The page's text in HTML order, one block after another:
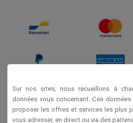
Conditions de
Sur nos sites, nous recueillons à
données vous concernant. Ces
proposer les offres et services les plus
vous adresser, en direct ou via des